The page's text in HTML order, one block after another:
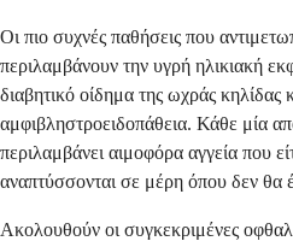
Οι πιο συχνές παθήσεις που
περιλαμβάνουν την υγρή ηλικιακή
διαβητικό οίδημα της ωχράς κηλίδας
αμφιβληστροειδοπάθεια. Κάθε μία
περιλαμβάνει αιμοφόρα αγγεία που
αναπτύσσονται σε μέρη όπου δεν θα
Ακολουθούν οι συγκεκριμένες